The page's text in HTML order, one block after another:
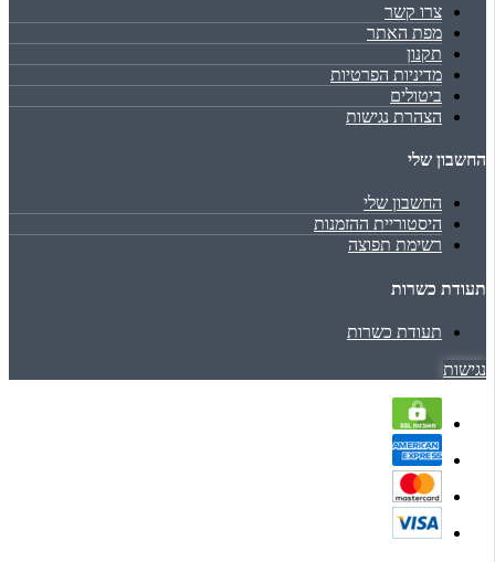
צרו קשר
מפת האתר
תקנון
מדיניות הפרטיות
ביטולים
הצהרת נגישות
החשבון שלי
החשבון שלי
היסטוריית ההזמנות
רשימת תפוצה
תעודת כשרות
תעודת כשרות
נגישות